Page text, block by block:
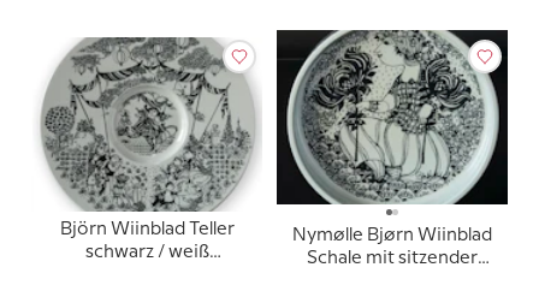
Björn Wiinblad Teller
schwarz / weiß
Nymølle Bjørn Wiinblad
Schale mit sitzender